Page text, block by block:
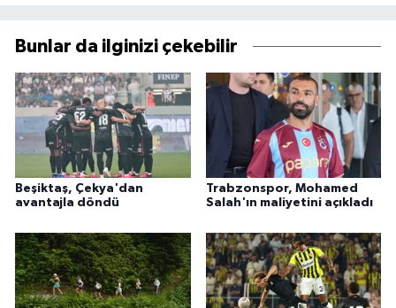
Bunlar da ilginizi çekebilir
Beşiktaş, Çekya'dan
avantajla döndü
Trabzonspor, Mohamed
Salah'ın maliyetini açıkladı